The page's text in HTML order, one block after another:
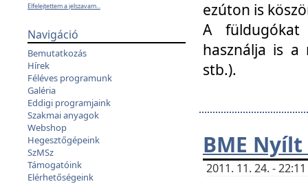
Elfelejtettem a jelszavam...
Navigáció
Bemutatkozás
Hírek
Féléves programunk
Galéria
Eddigi programjaink
Szakmai anyagok
Webshop
Hegesztőgépeink
SzMSz
Támogatóink
Elérhetőségeink
ezúton is
A füldugókat
használja is a
stb.).
BME
2011. 11. 24. -